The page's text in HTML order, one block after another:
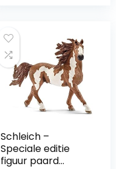
Schleich –
Speciale editie
figuur paard